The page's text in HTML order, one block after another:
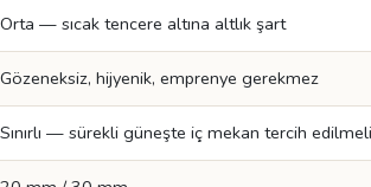
Orta — sıcak tencere altına altlık şart
Gözeneksiz, hijyenik, emprenye gerekmez
Sınırlı — sürekli güneşte iç mekan tercih edilmeli